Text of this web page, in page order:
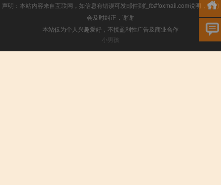
声明：本站内容来自互联网，如信息有错误可发邮件到f_fb#foxmail.com说明，我们
会及时纠正，谢谢
本站仅为个人兴趣爱好，不接盈利性广告及商业合作
小男孩